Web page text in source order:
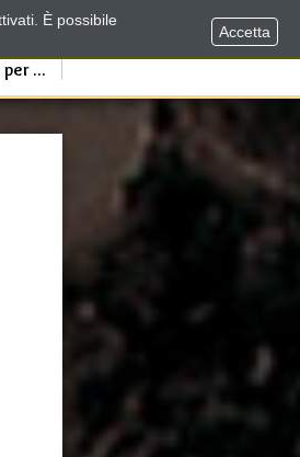
...
È possibile
Accetta